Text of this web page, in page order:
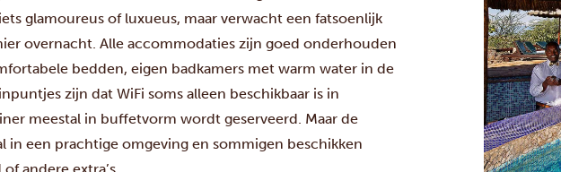
glamoureus of luxueus, maar verwacht een fatsoenlijk
overnacht. Alle accommodaties zijn goed onderhouden
bedden, eigen badkamers met warm water in de
zijn dat WiFi soms alleen beschikbaar is in
meestal in buffetvorm wordt geserveerd. Maar de
in een prachtige omgeving en sommigen beschikken